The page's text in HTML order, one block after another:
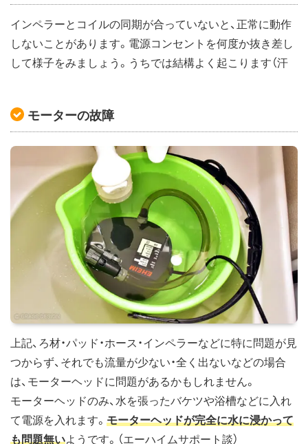
インペラーとコイルの同期が合っていないと、正常に動作
しないことがあります。電源コンセントを何度か抜き差し
して様子をみましょう。うちでは結構よく起こります（汗
モーターの故障
上記、ろ材・パッド・ホース・インペラーなどに特に問題が見
つからず、それでも流量が少ない・全く出ないなどの場合
は、モーターヘッドに問題があるかもしれません。
モーターヘッドのみ、水を張ったバケツや浴槽などに入れ
て電源を入れます。 モーターヘッドが完全に水に浸かって
も問題無いようです。（エーハイムサポート談）